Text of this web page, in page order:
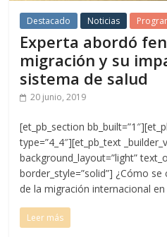
Destacado Noticias
Experta abordó
migración y su
sistema de salud
20 junio, 2019
[et_pb_section
type=”4_4″][et_pb_text
background_layout=”light”
border_style=”solid”] ¿Cómo
de la migración internacional en
Leer más